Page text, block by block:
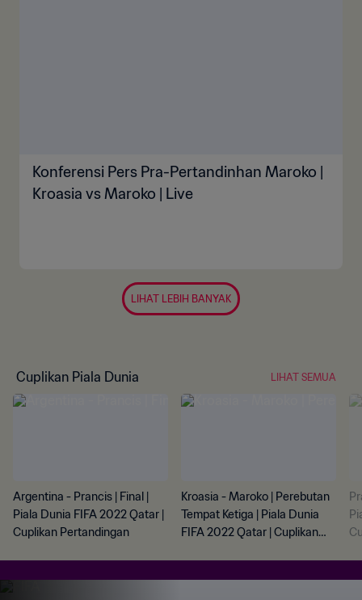
Konferensi Pers Pra-Pertandinhan Maroko |
Kroasia vs Maroko | Live
LIHAT LEBIH BANYAK
Cuplikan Piala Dunia LIHAT SEMUA
Argentina - Prancis | Final |
Piala Dunia FIFA 2022 Qatar |
Cuplikan Pertandingan
Kroasia - Maroko | Perebutan
Tempat Ketiga | Piala Dunia
FIFA 2022 Qatar | Cuplikan